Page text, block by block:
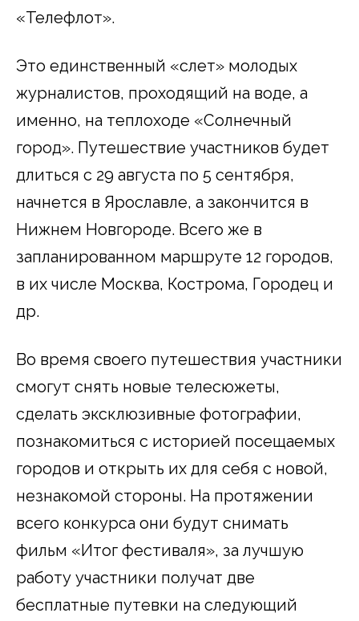
«Телефлот».
Это единственный «слет» молодых
журналистов, проходящий на воде, а
именно, на теплоходе «Солнечный
город». Путешествие участников будет
длиться с 29 августа по 5 сентября,
начнется в Ярославле, а закончится в
Нижнем Новгороде. Всего же в
запланированном маршруте 12 городов,
в их числе Москва, Кострома, Городец и
др.
Во время своего путешествия участники
смогут снять новые телесюжеты,
сделать эксклюзивные фотографии,
познакомиться с историей посещаемых
городов и открыть их для себя с новой,
незнакомой стороны. На протяжении
всего конкурса они будут снимать
фильм «Итог фестиваля», за лучшую
работу участники получат две
бесплатные путевки на следующий